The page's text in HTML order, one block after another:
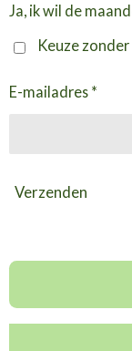
Ja, ik wil de
Keuze
E-mailadres *
Verzenden